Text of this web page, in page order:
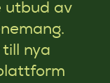
utbud av
nya